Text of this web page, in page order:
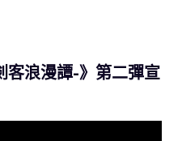
客浪漫譚-》第二彈宣